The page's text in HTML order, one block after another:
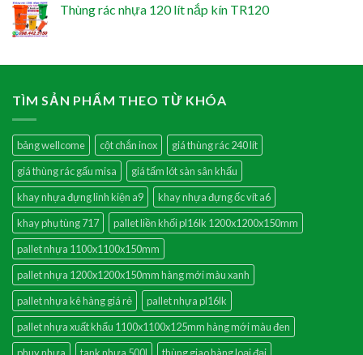
Thùng rác nhựa 120 lít nắp kín TR120
TÌM SẢN PHẨM THEO TỪ KHÓA
bảng wellcome cột chắn inox
giá thùng rác 240 lít
giá thùng rác gấu misa
giá tấm lót sàn sân khấu
khay nhựa đựng linh kiện a9
khay nhựa đựng ốc vít a6
khay phụ tùng 717
pallet liền khối pl16lk 1200x1200x150mm
pallet nhựa 1100x1100x150mm
pallet nhựa 1200x1200x150mm hàng mới màu xanh
pallet nhựa kê hàng giá rẻ
pallet nhựa pl16lk
pallet nhựa xuất khẩu 1100x1100x125mm hàng mới màu đen